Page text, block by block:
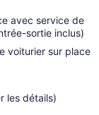
climatisées
sont dotées :
Ces
une
lit avec
de 32 po avec
étoiles
ou
avec service de
sortie inclus)
voiturier sur place
les détails)